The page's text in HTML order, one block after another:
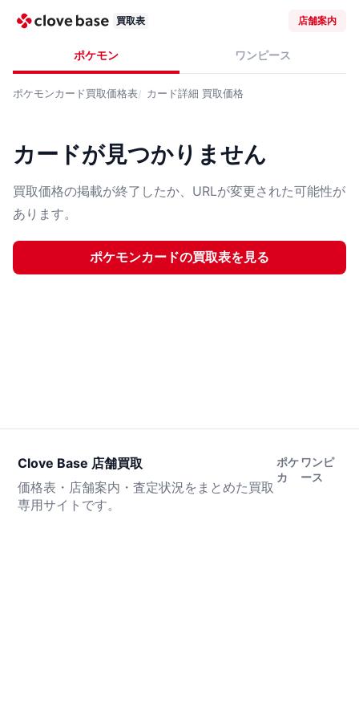
買取表 店舗案内
ポケモン ワンピース
ポケモンカード買取価格表 カード詳細 買取価格
カードが見つかりません
買取価格の掲載が終了したか、URLが変更された可能性が
あります。
ポケモンカードの買取表を見る
Clove Base 店舗買取
価格表・店舗案内・査定状況をまとめた買取
専用サイトです。
ポケ
カ
ワンピ
ース